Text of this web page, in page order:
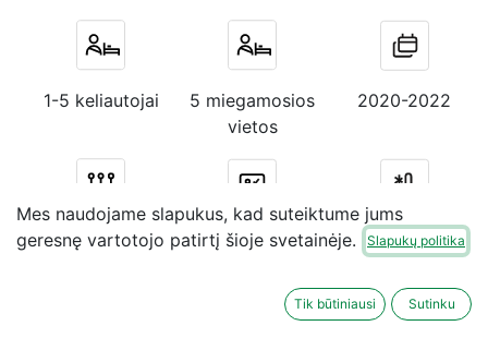
1-5 keliautojai
5 miegamosios
vietos
2020-2022
Mechaninė
B tipo
pažymėjimas
Žiemos paketas
Mes naudojame slapukus, kad suteiktume jums
geresnę vartotojo patirtį šioje svetainėje.
Slapukų politika
Tik būtiniausi Sutinku